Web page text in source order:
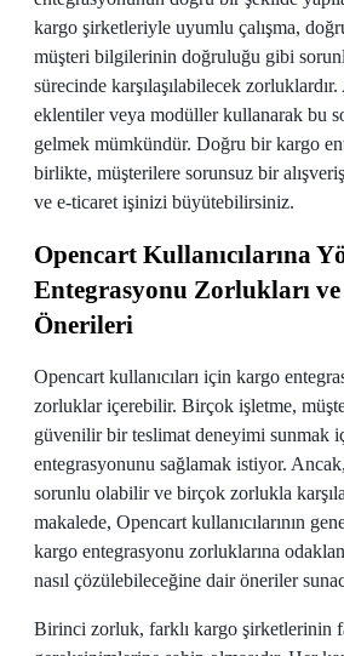
kargo şirketleriyle uyumlu çalışma,
müşteri bilgilerinin doğruluğu gibi
sürecinde karşılaşılabilecek
eklentiler veya modüller kullanarak bu
gelmek mümkündür. Doğru bir kargo
birlikte, müşterilere sorunsuz bir
ve e-ticaret işinizi büyütebilirsiniz.
Opencart Kullanıcılarına
Entegrasyonu Zorlukları
Önerileri
Opencart kullanıcıları için kargo
zorluklar içerebilir. Birçok işletme,
güvenilir bir teslimat deneyimi sunmak
entegrasyonunu sağlamak istiyor.
sorunlu olabilir ve birçok zorlukla
makalede, Opencart kullanıcılarının
kargo entegrasyonu zorluklarına
nasıl çözülebileceğine dair öneriler
Birinci zorluk, farklı kargo şirketlerinin